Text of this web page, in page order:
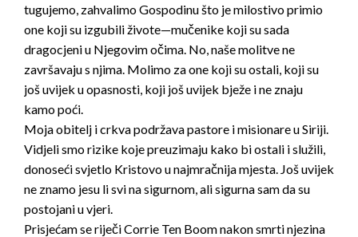
tugujemo, zahvalimo Gospodinu što je milostivo primio
one koji su izgubili živote—mučenike koji su sada
dragocjeni u Njegovim očima. No, naše molitve ne
završavaju s njima. Molimo za one koji su ostali, koji su
još uvijek u opasnosti, koji još uvijek bježe i ne znaju
kamo poći.
Moja obitelj i crkva podržava pastore i misionare u Siriji.
Vidjeli smo rizike koje preuzimaju kako bi ostali i služili,
donoseći svjetlo Kristovo u najmračnija mjesta. Još uvijek
ne znamo jesu li svi na sigurnom, ali sigurna sam da su
postojani u vjeri.
Prisjećam se riječi Corrie Ten Boom nakon smrti njezina